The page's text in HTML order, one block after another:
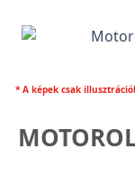
* A képek csak